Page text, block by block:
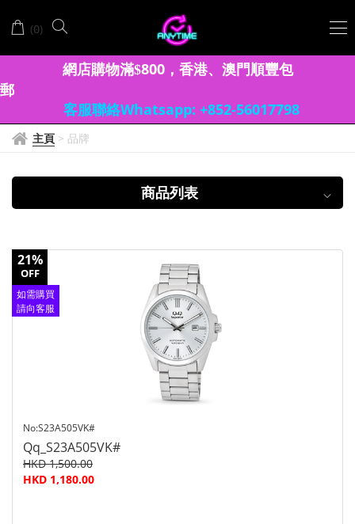
Q&Q
(0)
網店購物滿$800， 香港、澳門順豐包
郵
客服聯絡Whatsapp: +852-56017798
主頁 > 品牌
商品列表
21%
OFF
如需購買
請向客服
No:S23A505VK#
Qq_S23A505VK#
HKD 1,500.00
HKD 1,180.00